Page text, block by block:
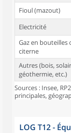
Fioul (mazout)
Electricité
Gaz en bouteilles
citerne
Autres (bois,
géothermie, etc.)
Sources : Insee,
principales,
LOG T12 -